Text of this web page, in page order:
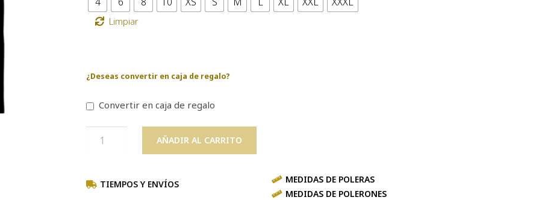
Limpiar
¿Deseas convertir en caja de regalo?
Convertir en caja de regalo
AÑADIR AL CARRITO
TIEMPOS Y ENVÍOS
MEDIDAS DE POLERAS
MEDIDAS DE POLERONES